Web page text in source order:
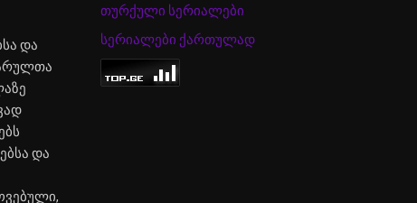
და
და
თურქული სერიალები
სერიალები ქართულად